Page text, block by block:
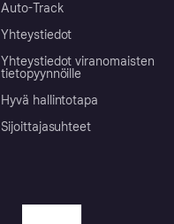
Auto-Track
Yhteystiedot
Yhteystiedot viranomaisten
tietopyynnöille
Hyvä hallintotapa
Sijoittajasuhteet